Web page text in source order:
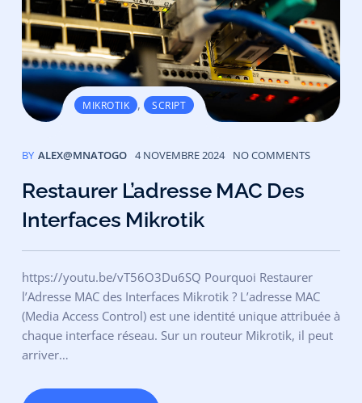
MIKROTIK , SCRIPT
BY ALEX@MNATOGO 4 NOVEMBRE 2024 NO COMMENTS
Restaurer L’adresse MAC Des
Interfaces Mikrotik
https://youtu.be/vT56O3Du6SQ Pourquoi Restaurer
l’Adresse MAC des Interfaces Mikrotik ? L’adresse MAC
(Media Access Control) est une identité unique attribuée à
chaque interface réseau. Sur un routeur Mikrotik, il peut
arriver…